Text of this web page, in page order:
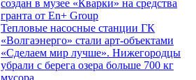
создан в музее «Кварки» на средства
гранта от En+ Group
Тепловые насосные станции ГК
«Волгаэнерго» стали арт-объектами
«Сделаем мир лучше». Нижегородцы
убрали с берега озера больше 700 кг